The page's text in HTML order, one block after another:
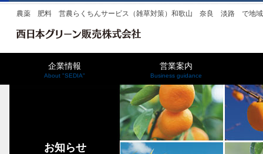
農薬 肥料 営農らくちんサービス（雑草対策）和歌山 奈良 淡路 で地
企業情報
About "SEDIA"
営業案内
Business guidance
お知らせ